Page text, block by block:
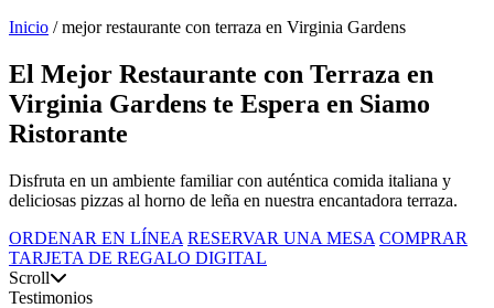
Inicio / mejor restaurante con terraza en Virginia Gardens
El Mejor Restaurante con Terraza en
Virginia Gardens te Espera en Siamo
Ristorante
Disfruta en un ambiente familiar con auténtica comida italiana y
deliciosas pizzas al horno de leña en nuestra encantadora terraza.
ORDENAR EN LÍNEA RESERVAR UNA MESA COMPRAR
TARJETA DE REGALO DIGITAL
Scroll
Testimonios